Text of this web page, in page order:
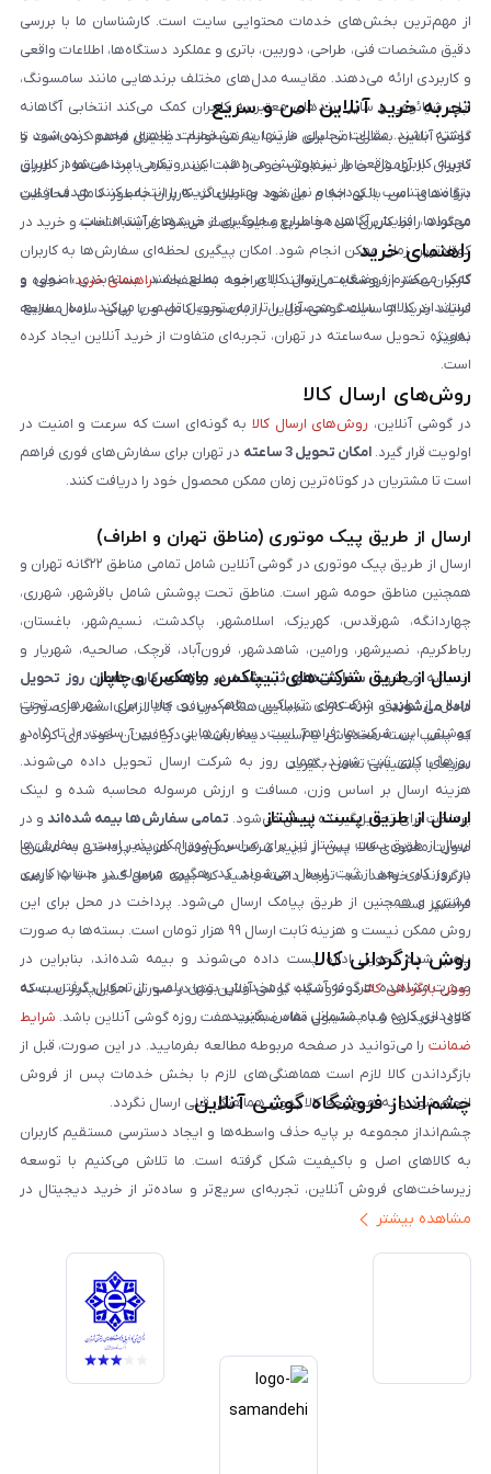
از مهم‌ترین بخش‌های خدمات محتوایی سایت است. کارشناسان ما با بررسی
دقیق مشخصات فنی، طراحی، دوربین، باتری و عملکرد دستگاه‌ها، اطلاعات واقعی
و کاربردی ارائه می‌دهند. مقایسه مدل‌های مختلف برندهایی مانند سامسونگ،
اپل، شیائومی و سایر برندهای معتبر به کاربران کمک می‌کند انتخابی آگاهانه
داشته باشند. مقالات تحلیلی ما تنها به مشخصات ظاهری محدود نمی‌شود و
تجربه کاربری واقعی را نیز پوشش می‌دهد. این رویکرد باعث می‌شود کاربران
بتوانند متناسب با بودجه و نیاز خود بهترین گزینه را انتخاب کنند. هدف از این
محتواها، افزایش آگاهی مخاطبان و جلوگیری از خریدهای اشتباه است.
تجربه خرید آنلاین امن و سریع
گوشی آنلاین بستری امن برای خرید اینترنتی لوازم دیجیتال فراهم کرده است تا
کاربران با آرامش خاطر سفارش خود را ثبت کنند. تمامی پرداخت‌ها از طریق
درگاه‌های امن بانکی انجام می‌شود و اطلاعات کاربران به‌طور کامل محافظت
می‌گردد. رابط کاربری ساده و سریع سایت باعث می‌شود فرآیند انتخاب و خرید در
کوتاه‌ترین زمان ممکن انجام شود. امکان پیگیری لحظه‌ای سفارش‌ها به کاربران
کمک می‌کند از وضعیت ارسال کالای خود مطلع باشند. بسته‌بندی اصولی و
استاندارد کالاها، سلامت محصول را تا زمان تحویل تضمین می‌کند. ارسال سریع،
به‌ویژه تحویل سه‌ساعته در تهران، تجربه‌ای متفاوت از خرید آنلاین ایجاد کرده
است.
راهنمای خرید
کاربران محترم فروشگاه می‌توانند با مراجعه به صفحه «راهنمای خرید»، نحوه و
فرایند خرید از سایت گوشی آنلاین را به‌صورت کامل و با زبانی ساده مطالعه
نمایند.
روش‌های ارسال کالا
در گوشی آنلاین، روش‌های ارسال کالا به گونه‌ای است که سرعت و امنیت در
اولویت قرار گیرد. امکان تحویل 3 ساعته
در تهران برای سفارش‌های فوری فراهم
است تا مشتریان در کوتاه‌ترین زمان ممکن محصول خود را دریافت کنند.
ارسال از طریق پیک موتوری (مناطق تهران و اطراف)
ارسال از طریق پیک موتوری در گوشی آنلاین شامل تمامی مناطق ۲۲گانه تهران و
همچنین مناطق حومه شهر است. مناطق تحت پوشش شامل باقرشهر، شهرری،
چهاردانگه، شهرقدس، کهریزک، اسلامشهر، پاکدشت، نسیم‌شهر، باغستان،
رباط‌کریم، نصیرشهر، ورامین، شاهدشهر، فرون‌آباد، قرچک، صالحیه، شهریار و
اندیشه می‌شود. سفارش‌های ثبت‌شده در روزهای کاری همان روز تحویل
داده می‌شوندو ارائه کارت شناسایی هنگام دریافت کالا الزامی است. در صورتی
که پلمپ بسته مخدوش یا آسیب دیده باشد، از دریافت آن خودداری کرده و
سریعاً با پشتیبانی تماس بگیرید.
ارسال از طریق شرکت‌های تیپاکس، ماهکس و چاپار
ارسال از طریق شرکت‌های تیپاکس، ماهکس و چاپار برای شهرهای تحت
پوشش این شرکت‌ها فراهم است. سفارش‌هایی که بین ساعت ۱۰ تا ۱۵ در
روزهای کاری ثبت شوند، همان روز به شرکت ارسال تحویل داده می‌شوند.
هزینه ارسال بر اساس وزن، مسافت و ارزش مرسوله محاسبه شده و لینک
پرداخت برای تحویل‌گیرنده ارسال می‌شود. تمامی سفارش‌ها بیمه شده‌اند و در
صورت مفقودی کالا، پس از تایید شرکت حمل‌ونقل، هزینه پرداختی به مشتری
بازگردانده خواهد شد. توجه داشته باشید که بیمه شامل کسر ۱۰ تا ۱۵ درصد
فرانشیز است.
ارسال از طریق پست پیشتاز
ارسال از طریق پست پیشتاز نیز برای سراسر کشور امکان‌پذیر است و سفارش‌ها
در روز کاری بعد از ثبت، ارسال می‌شوند. کد رهگیری مرسوله در حساب کاربری
مشتری و همچنین از طریق پیامک ارسال می‌شود. پرداخت در محل برای این
روش ممکن نیست و هزینه ثابت ارسال ۹۹ هزار تومان است. بسته‌ها به صورت
پلمپ شده تحویل اداره پست داده می‌شوند و بیمه شده‌اند، بنابراین در
صورت مشاهده هرگونه آسیب یا مخدوش بودن پلمپ، از تحویل گرفتن بسته
خودداری کرده و با پشتیبانی تماس بگیرید.
روش بازگردانی کالا
روش بازگردانی کالادر فروشگاه گوشی آنلاین تنها در صورتی امکان‌پذیر است که
کالای خریداری شده مشمول مفاد ضمانت هفت روزه گوشی آنلاین باشد. شرایط
ضمانت را می‌توانید در صفحه مربوطه مطالعه بفرمایید. در این صورت، قبل از
بازگرداندن کالا لازم است هماهنگی‌های لازم با بخش خدمات پس از فروش
انجام شود و به هیچ‌وجه کالا بدون هماهنگی قبلی ارسال نگردد.
چشم‌انداز فروشگاه گوشی آنلاین
چشم‌انداز مجموعه بر پایه حذف واسطه‌ها و ایجاد دسترسی مستقیم کاربران
به کالاهای اصل و باکیفیت شکل گرفته است. ما تلاش می‌کنیم با توسعه
زیرساخت‌های فروش آنلاین، تجربه‌ای سریع‌تر و ساده‌تر از خرید دیجیتال در
ایران ارائه دهیم. تبدیل‌شدن به مرجعی قابل اعتماد برای خرید کالای دیجیتال،
خدمات و به‌روزرسانی مداوم محصولات، مسیر ما را روشن‌تر می‌کند. ما باور
داریم آینده بازار دیجیتال متعلق به کسب‌وکارهایی است که صداقت و شفافیت
را در اولویت قرار می‌دهند. گوشی آنلاین با تکیه بر تجربه و تخصص، با قدرت به
سمت تحقق این چشم‌انداز حرکت می‌کند.
مشاهده بیشتر